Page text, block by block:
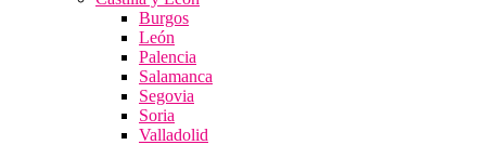
Burgos
León
Palencia
Salamanca
Segovia
Soria
Valladolid